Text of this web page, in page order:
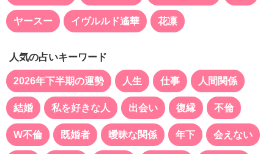
ヤースー イヴルルド遙華 花凛
人気の占いキーワード
2026年下半期の運勢 人生 仕事 人間関係
結婚 私を好きな人 出会い 復縁 不倫
W不倫 既婚者 曖昧な関係 年下 会えない